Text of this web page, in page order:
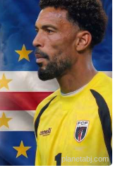
planetabj.com